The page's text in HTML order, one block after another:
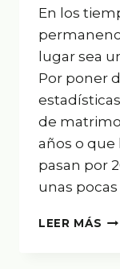
En los
lugar sea
Por poner
de
años o que
pasan por
unas
LEER MÁS